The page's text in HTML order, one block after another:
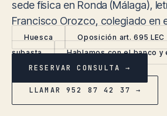
sede física en Ronda (Málaga),
Francisco Orozco, colegiado en
Huesca Oposición art. 695 LEC
subasta
Hablamos con el banco y
RESERVAR CONSULTA →
LLAMAR 952 87 42 37 →